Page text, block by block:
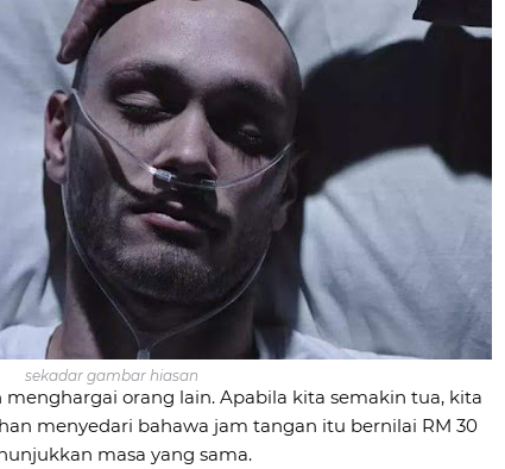
sekadar gambar hiasan
orang lain. Apabila kita semakin tua, kita
menyedari bahawa jam tangan itu bernilai RM 30
masa yang sama.